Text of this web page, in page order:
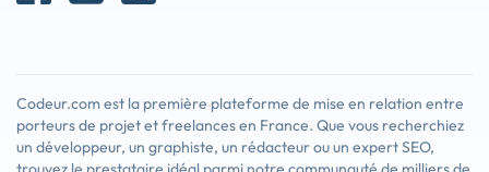
Codeur.com est la première plateforme de mise en relation entre
porteurs de projet et freelances en France. Que vous recherchiez
un développeur, un graphiste, un rédacteur ou un expert SEO,